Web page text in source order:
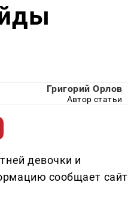
Григорий Орлов
Автор статьи
девочки и
сообщает сайт